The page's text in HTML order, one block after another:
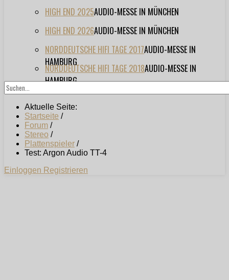
HIGH END 2025AUDIO-MESSE IN MÜNCHEN
HIGH END 2026AUDIO-MESSE IN MÜNCHEN
NORDDEUTSCHE HIFI TAGE 2017AUDIO-MESSE IN
HAMBURG
NORDDEUTSCHE HIFI TAGE 2018AUDIO-MESSE IN
HAMBURG
Aktuelle Seite:
Startseite /
Forum /
Stereo /
Plattenspieler /
Test: Argon Audio TT-4
Einloggen Registrieren